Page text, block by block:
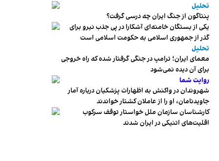
تحلیل
پنتاگون از جنگ ایران چه درسی گرفت؟
یکی از بستگان خامنه‌ای آشکارا در پی جذب نیرو برای
گذر از جمهوری اسلامی به حکومت اسلامی است
تحلیل
معمای ایران؛ ترامپ در جنگی گرفتار شده که راه خروجی
برای آن دیده نمی‌شود
روایت شما
شهروندان در واکنش به اظهارات پزشکیان درباره آمار
جاویدنامان، او را از عاملان کشتار خواندند
کارشناسان سازمان ملل خواستار توقف سرکوب
اقلیت‌های اتنیکی در ایران شدند